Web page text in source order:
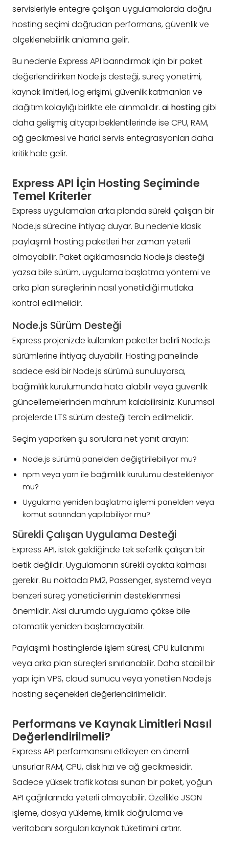
servisleriyle entegre çalışan uygulamalarda doğru
hosting seçimi doğrudan performans, güvenlik ve
ölçeklenebilirlik anlamına gelir.
Bu nedenle Express API barındırmak için bir paket
değerlendirirken Node.js desteği, süreç yönetimi,
kaynak limitleri, log erişimi, güvenlik katmanları ve
dağıtım kolaylığı birlikte ele alınmalıdır. ai hostinggibi
daha gelişmiş altyapı beklentilerinde ise CPU, RAM,
ağ gecikmesi ve harici servis entegrasyonları daha
kritik hale gelir.
Express API İçin Hosting Seçiminde
Temel Kriterler
Express uygulamaları arka planda sürekli çalışan bir
Node.js sürecine ihtiyaç duyar. Bu nedenle klasik
paylaşımlı hosting paketleri her zaman yeterli
olmayabilir. Paket açıklamasında Node.js desteği
yazsa bile sürüm, uygulama başlatma yöntemi ve
arka plan süreçlerinin nasıl yönetildiği mutlaka
kontrol edilmelidir.
Node.js Sürüm Desteği
Express projenizde kullanılan paketler belirli Node.js
sürümlerine ihtiyaç duyabilir. Hosting panelinde
sadece eski bir Node.js sürümü sunuluyorsa,
bağımlılık kurulumunda hata alabilir veya güvenlik
güncellemelerinden mahrum kalabilirsiniz. Kurumsal
projelerde LTS sürüm desteği tercih edilmelidir.
Seçim yaparken şu sorulara net yanıt arayın:
Node.js sürümü panelden değiştirilebiliyor mu?
npm veya yarn ile bağımlılık kurulumu destekleniyor
mu?
Uygulama yeniden başlatma işlemi panelden veya
komut satırından yapılabiliyor mu?
Sürekli Çalışan Uygulama Desteği
Express API, istek geldiğinde tek seferlik çalışan bir
betik değildir. Uygulamanın sürekli ayakta kalması
gerekir. Bu noktada PM2, Passenger, systemd veya
benzeri süreç yöneticilerinin desteklenmesi
önemlidir. Aksi durumda uygulama çökse bile
otomatik yeniden başlamayabilir.
Paylaşımlı hostinglerde işlem süresi, CPU kullanımı
veya arka plan süreçleri sınırlanabilir. Daha stabil bir
yapı için VPS, cloud sunucu veya yönetilen Node.js
hosting seçenekleri değerlendirilmelidir.
Performans ve Kaynak Limitleri Nasıl
Değerlendirilmeli?
Express API performansını etkileyen en önemli
unsurlar RAM, CPU, disk hızı ve ağ gecikmesidir.
Sadece yüksek trafik kotası sunan bir paket, yoğun
API çağrılarında yeterli olmayabilir. Özellikle JSON
işleme, dosya yükleme, kimlik doğrulama ve
veritabanı sorguları kaynak tüketimini artırır.